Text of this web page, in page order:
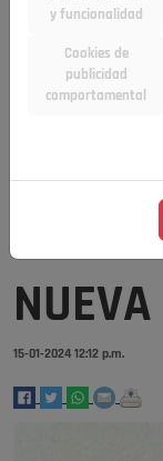
Escucha el
NI AÑO NUEVO NI
NI
NUEVA
15-01-2024 12:12 p.m.
y funcionalidad
Cookies de
publicidad
comportamental